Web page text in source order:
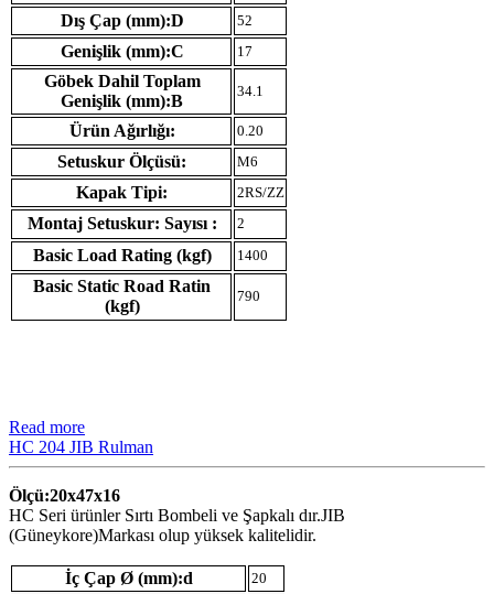
Dış Çap (mm):D 52
Genişlik (mm):C 17
Göbek Dahil Toplam
Genişlik (mm):B
34.1
Ürün Ağırlığı: 0.20
Setuskur Ölçüsü: M6
Kapak Tipi: 2RS/ZZ
Montaj Setuskur: Sayısı : 2
Basic Load Rating (kgf) 1400
Basic Static Road Ratin
(kgf)
790
Read more
HC 204 JIB Rulman
Ölçü:20x47x16
HC Seri ürünler Sırtı Bombeli ve Şapkalı dır.JIB
(Güneykore)Markası olup yüksek kalitelidir.
İç Çap Ø (mm):d 20